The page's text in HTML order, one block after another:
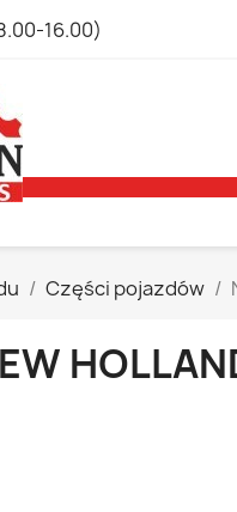
16.00)
Części pojazdów